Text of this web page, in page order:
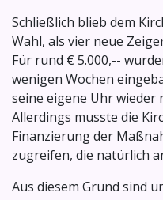
Schließlich blieb dem
Wahl, als vier neue
Für rund € 5.000,--
wenigen Wochen
seine eigene Uhr wieder
Allerdings musste die
Finanzierung der
zugreifen, die natürlich
Aus diesem Grund sind